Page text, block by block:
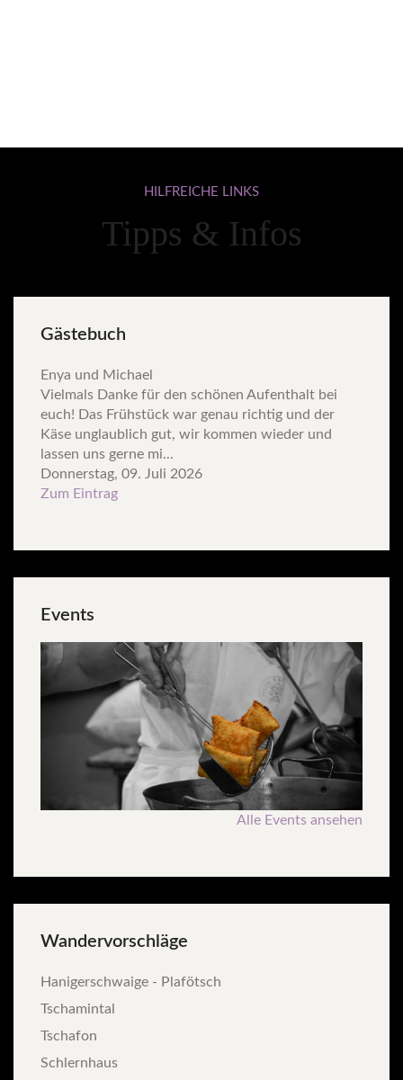
HILFREICHE LINKS
Tipps & Infos
Gästebuch
Enya und Michael
Vielmals Danke für den schönen Aufenthalt bei
euch! Das Frühstück war genau richtig und der
Käse unglaublich gut, wir kommen wieder und
lassen uns gerne mi...
Donnerstag, 09. Juli 2026
Zum Eintrag
Events
Alle Events ansehen
Wandervorschläge
Hanigerschwaige - Plafötsch
Tschamintal
Tschafon
Schlernhaus